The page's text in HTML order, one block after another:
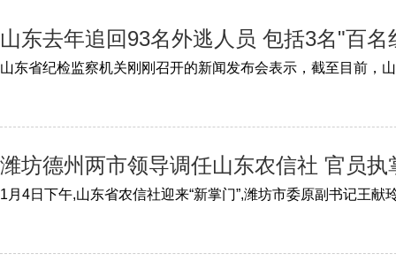
山东去年追回93名外逃人员 包括3名"百名
潍坊德州两市领导调任山东农信社 官员